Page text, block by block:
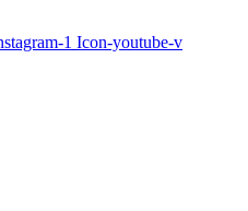
1 Icon-youtube-v